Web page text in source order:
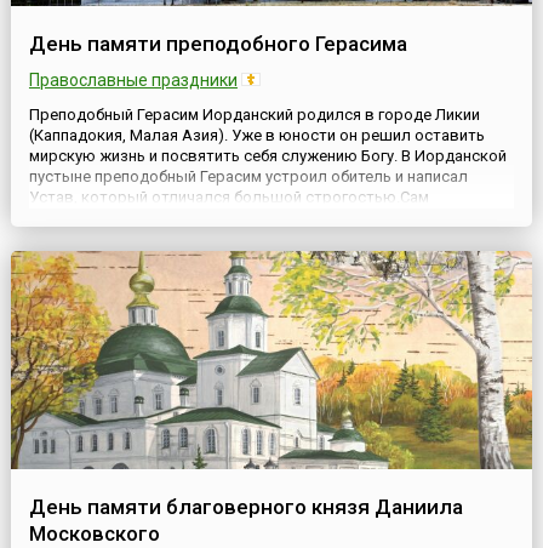
День памяти преподобного Герасима
Православные праздники
Преподобный Герасим Иорданский родился в городе Ликии
(Каппадокия, Малая Азия). Уже в юности он решил оставить
мирскую жизнь и посвятить себя служению Богу. В Иорданской
пустыне преподобный Герасим устроил обитель и написал
Устав, который отличался большой строгостью.Сам
оставил семе...
День памяти благоверного князя Даниила
Московского